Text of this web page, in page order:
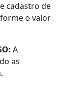
cadastro de
o valor
A
as